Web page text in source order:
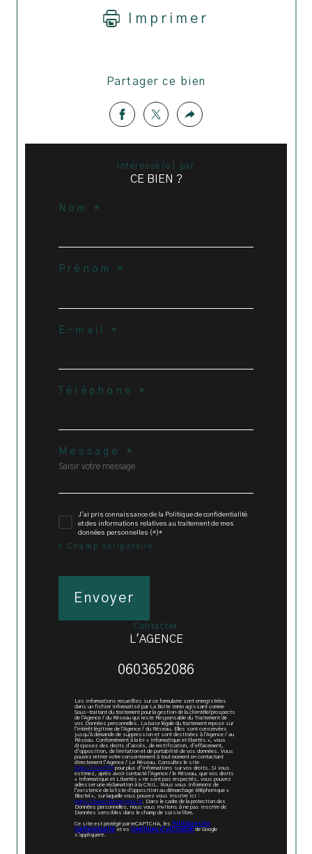
Imprimer
Partager ce bien
intéressé(e) par
CE BIEN ?
Nom *
Prénom *
E-mail *
Téléphone *
Message *
J'ai pris connaissance de la Politique de confidentialité
et des informations relatives au traitement de mes
données personnelles (*)*
* Champ obligatoire
Envoyer
contacter
L'AGENCE
0603652086
Les informations recueillies sur ce formulaire sont enregistrées
dans un fichier informatisé par La Boite Immo agissant comme
Sous-traitant du traitement pour la gestion de la clientèle/prospects
de l'Agence / du Réseau qui reste Responsable du Traitement de
vos Données personnelles. La base légale du traitement repose sur
l'intérêt légitime de l'Agence / du Réseau. Elles sont conservées
jusqu'à demande de suppression et sont destinées à l'Agence / au
Réseau. Conformément à la loi « informatique et libertés », vous
disposez des droits d’accès, de rectification, d’effacement,
d’opposition, de limitation et de portabilité de vos données. Vous
pouvez retirer votre consentement à tout moment en contactant
directement l’Agence / Le Réseau. Consultez le site
https://cnil.fr/frpour plus d’informations sur vos droits. Si vous
estimez, après avoir contacté l'Agence / le Réseau, que vos droits
« Informatique et Libertés » ne sont pas respectés, vous pouvez
adresser une réclamation à la CNIL. Nous vous informons de
l’existence de la liste d'opposition au démarchage téléphonique «
Bloctel », sur laquelle vous pouvez vous inscrire ici :
https://www.bloctel.gouv.fr. Dans le cadre de la protection des
Données personnelles, nous vous invitons à ne pas inscrire de
Données sensibles dans le champ de saisie libre.
Ce site est protégé par reCAPTCHA, les
Politiques de
Confidentialité et esConditions d'utilisation de Google
s'appliquent.